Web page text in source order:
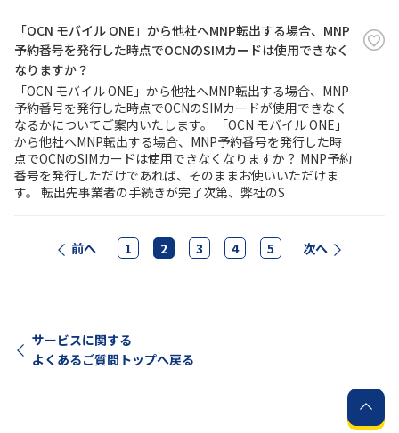
「OCN モバイル ONE」から他社へMNP転出する場合、MNP
予約番号を発行した時点でOCNのSIMカードは使用できなく
なりますか？
「OCN モバイル ONE」から他社へMNP転出する場合、MNP
予約番号を発行した時点でOCNのSIMカードが使用できなく
なるかについてご案内いたします。 「OCN モバイル ONE」
から他社へMNP転出する場合、MNP予約番号を発行した時
点でOCNのSIMカードは使用できなくなりますか？ MNP予約
番号を発行しただけであれば、そのままお使いいただけま
す。 転出先事業者の手続きが完了次第、弊社のS
前へ 1 2 3 4 5 次へ
サービスに関する
よくあるご質問トップへ戻る